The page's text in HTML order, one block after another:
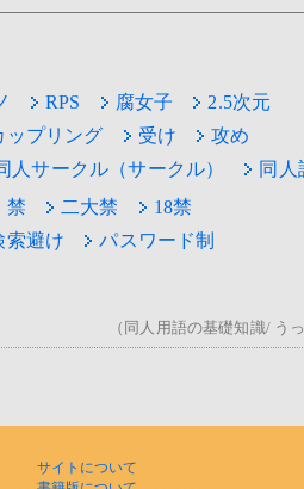
RPS 腐女子
2.5次元
ップリング 受け
攻め
人サークル（サークル）
同人
禁 二大禁
18禁
索避け パスワード制
（同人用語の基礎知識/ う
サイトについて